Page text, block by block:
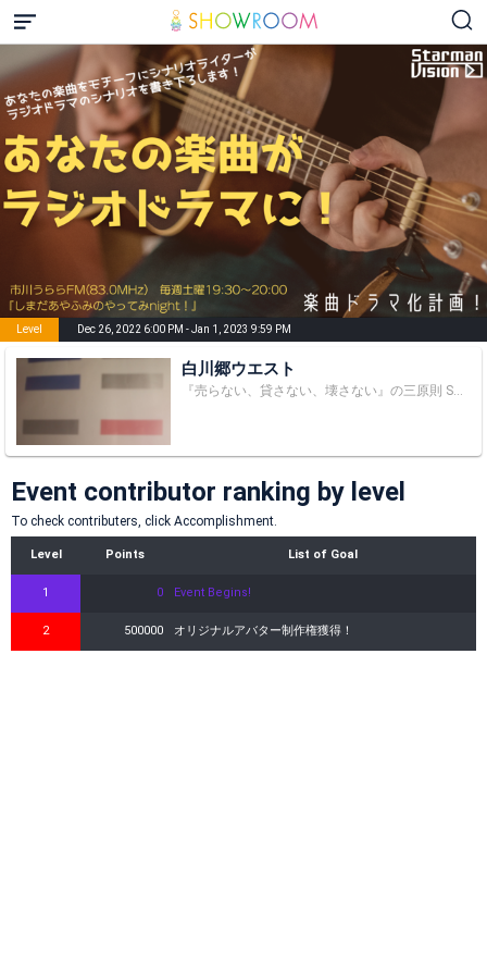
Level Dec 26, 2022 6:00 PM - Jan 1, 2023 9:59 PM
白川郷ウエスト
『売らない、貸さない、壊さない』の三原則 SHOWROOM運営2023/09/18 15:10 アバターデータ提出のお願い イベント 「【公式&フリーライバー】初心者スタートダッシュイベント vol.73」 にてオリジナルアバター制作権を獲得されました。アバター制作ガイドラインをご覧の上、アバター提出からアバターデータを提出してください。 有効期限 : 2024/03/16 23:59:59 ※有効期限までに審査が合格とならない場合はオリジナルアバター制作権を失効いたしますのでご注意下さい。 ※注意事項 ご提出いただくデータは、イラスト作成ソフトなどで作成したデジタルデータを推奨しております。携帯端末等のカメラで撮影したデータは、撮影環境により色味が異なって反映される可能性がございます。 （例：白色でイラストを作成したが、写真撮影時の環境依存によりグレーに反映される） ご提出後の色味の調整は致しかねますので、予めご了承ください。 アバター制作ガイドラインはこちら 当ルームへのご意見・ご連絡先 westlmssr@gmail.com 及び @WESTLSMSSR
Event contributor ranking by level
To check contributers, click Accomplishment.
Level Points List of Goal
1 0 Event Begins!
2 500000 オリジナルアバター制作権獲得！